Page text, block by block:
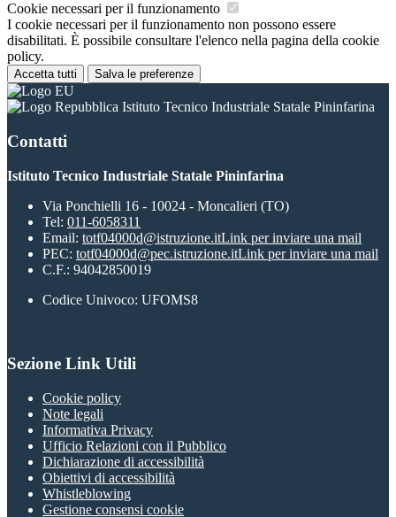
Cookie necessari per il funzionamento
I cookie necessari per il funzionamento non possono essere
disabilitati. È possibile consultare l'elenco nella pagina della cookie
policy.
Accetta tutti Salva le preferenze
Istituto Tecnico Industriale Statale Pininfarina
Contatti
Istituto Tecnico Industriale Statale Pininfarina
Via Ponchielli 16 - 10024 - Moncalieri (TO)
Tel: 011-6058311
Email: totf04000d@istruzione.itLink per inviare una mail
PEC: totf04000d@pec.istruzione.itLink per inviare una mail
C.F.: 94042850019
Codice Univoco: UFOMS8
Sezione Link Utili
Cookie policy
Note legali
Informativa Privacy
Ufficio Relazioni con il Pubblico
Dichiarazione di accessibilità
Obiettivi di accessibilità
Whistleblowing
Gestione consensi cookie